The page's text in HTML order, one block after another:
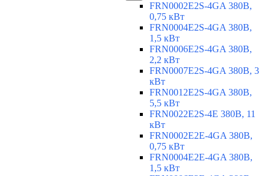
FRN0002E2S-4GA 380В,
0,75 кВт
FRN0004E2S-4GA 380В,
1,5 кВт
FRN0006E2S-4GA 380В,
2,2 кВт
FRN0007E2S-4GA 380В, 3
кВт
FRN0012E2S-4GA 380В,
5,5 кВт
FRN0022E2S-4E 380В, 11
кВт
FRN0002E2E-4GA 380В,
0,75 кВт
FRN0004E2E-4GA 380В,
1,5 кВт